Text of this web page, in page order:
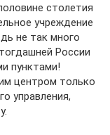
столетия
учреждение
не так много
России
пунктами!
центром только
управления,